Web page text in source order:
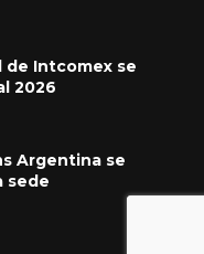
de Intcomex se
2026
Argentina se
sede